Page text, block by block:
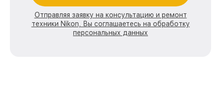
Отправляя заявку на консультацию и ремонт
техники Nikon, Вы соглашаетесь на обработку
персональных данных